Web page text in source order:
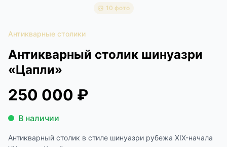
10 фото
Антикварные столики
Антикварный столик шинуазри
«Цапли»
250 000 ₽
В наличии
Антикварный столик в стиле шинуазри рубежа XIX-начала